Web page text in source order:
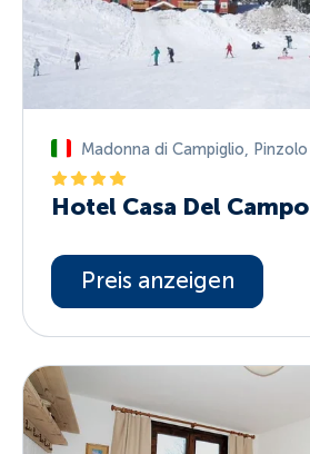
Madonna di Campiglio Pinzolo
Hotel Casa Del Campo
Preis anzeigen